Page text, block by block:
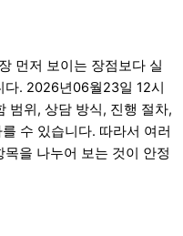
먼저 보이는 장점보다 실
. 2026년06월23일 12시
범위, 상담 방식, 진행 절차,
수 있습니다. 따라서 여러
을 나누어 보는 것이 안정